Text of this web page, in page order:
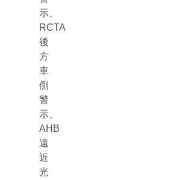
示、
RCTA
後
方
車
側
警
示、
AHB
遠
近
光